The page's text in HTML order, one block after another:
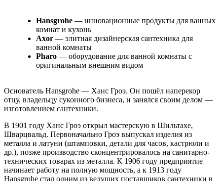
Hansgrohe — инновационные продукты для ванных
комнат и кухонь
Axor — элитная дизайнерская сантехника для
ванной комнаты
Pharo — оборудование для ванной комнаты с
оригинальным внешним видом
Основатель Hansgrohe — Ханс Гроэ. Он пошёл наперекор
отцу, владельцу суконного бизнеса, и занялся своим делом —
изготовлением сантехники.
В 1901 году Ханс Гроэ открыл мастерскую в Шильтахе,
Шварцвальд. Первоначально Гроэ выпускал изделия из
металла и латуни (штамповки, детали для часов, кастрюли и
др.), позже производство сконцентрировалось на санитарно-
технических товарах из металла. К 1906 году предприятие
начинает работу на полную мощность, а к 1913 году
Hansgrohe стал одним из ведущих поставщиков сантехники в